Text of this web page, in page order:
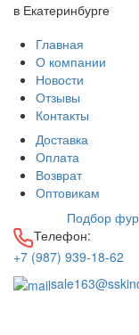
в Екатеринбурге
Главная
О компании
Новости
Отзывы
Контакты
Доставка
Оплата
Возврат
Оптовикам
Подбор
Телефон:
+7 (987) 939-18-62